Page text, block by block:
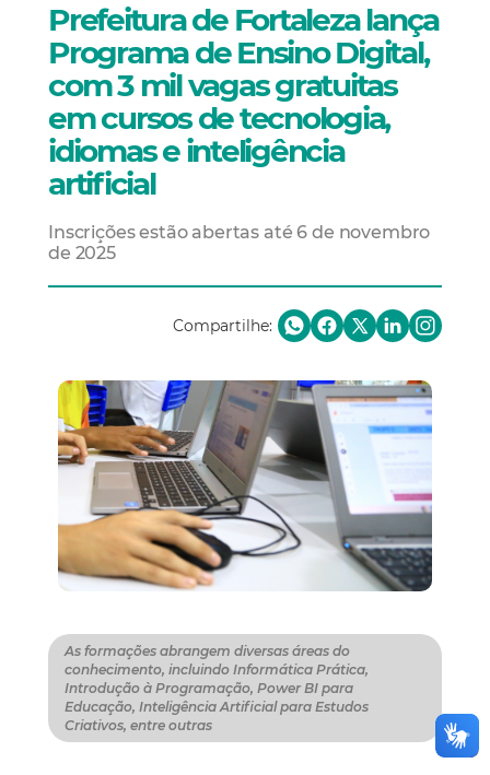
Prefeitura de Fortaleza lança
Programa de Ensino Digital,
com 3 mil vagas gratuitas
em cursos de tecnologia,
idiomas e inteligência
artificial
Inscrições estão abertas até 6 de novembro
de 2025
Compartilhe:
As formações abrangem diversas áreas do
conhecimento, incluindo Informática Prática,
Introdução à Programação, Power BI para
Educação, Inteligência Artificial para Estudos
Criativos, entre outras